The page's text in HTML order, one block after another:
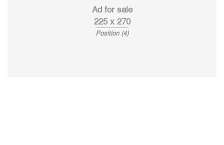
Ad for sale
225 x 270
Position (4)